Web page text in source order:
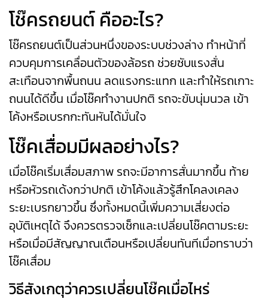
โช๊ครถยนต์ คืออะไร?
โช๊ครถยนต์เป็นส่วนหนึ่งของระบบช่วงล่าง ทำหน้าที่
ควบคุมการเคลื่อนตัวของล้อรถ ช่วยซับแรงสั่น
สะเทือนจากพื้นถนน ลดแรงกระแทก และทำให้รถเกาะ
ถนนได้ดีขึ้น เมื่อโช๊คทำงานปกติ รถจะขับนุ่มนวล เข้า
โค้งหรือเบรกกะทันหันได้มั่นใจ
โช๊คเสื่อมมีผลอย่างไร?
เมื่อโช๊คเริ่มเสื่อมสภาพ รถจะมีอาการสั่นมากขึ้น ท้าย
หรือหัวรถเด้งกว่าปกติ เข้าโค้งแล้วรู้สึกโคลงเคลง
ระยะเบรกยาวขึ้น ซึ่งทั้งหมดนี้เพิ่มความเสี่ยงต่อ
อุบัติเหตุได้ จึงควรตรวจเช็กและเปลี่ยนโช๊คตามระยะ
หรือเมื่อมีสัญญาณเตือนหรือเปลี่ยนทันทีเมื่อทราบว่า
โช๊คเสื่อม
วิธีสังเกตุว่าควรเปลี่ยนโช๊คเมื่อไหร่